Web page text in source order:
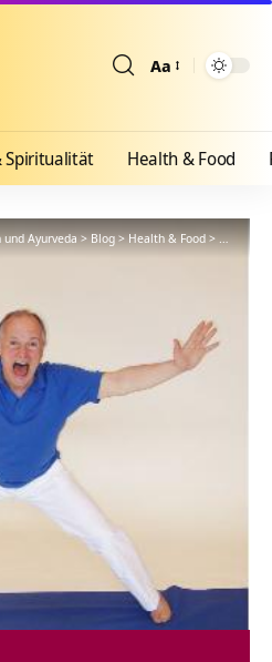
Aa
Spiritualität Health & Food
und Ayurveda>Blog>Health & Food>